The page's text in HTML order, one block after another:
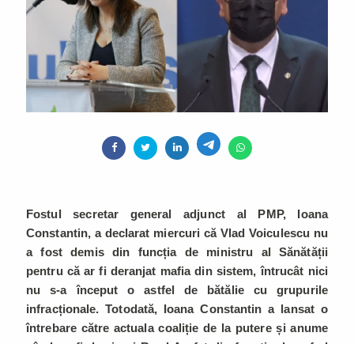
Fostul secretar general adjunct al PMP, Ioana
Constantin, a declarat miercuri că Vlad Voiculescu nu
a fost demis din funcția de ministru al Sănătății
pentru că ar fi deranjat mafia din sistem, întrucât nici
nu s-a început o astfel de bătălie cu grupurile
infracționale. Totodată, Ioana Constantin a lansat o
întrebare către actuala coaliție de la putere și anume